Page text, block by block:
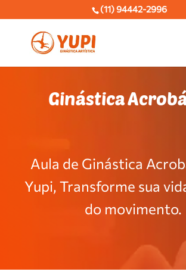
(11) 94442-2996
Ginástica
Aula de Ginástica
Yupi,Transforme sua
do movimento.